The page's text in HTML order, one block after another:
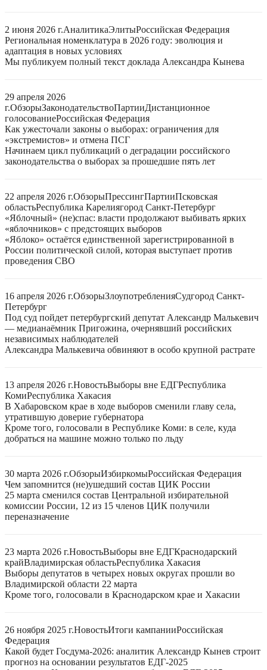
2 июня 2026 г.АналитикаЭлитыРоссийская Федерация
Региональная номенклатура в 2026 году: эволюция и
адаптация в новых условиях
Мы публикуем полный текст доклада Александра Кынева
29 апреля 2026
г.ОбзорыЗаконодательствоПартииДистанционное
голосованиеРоссийская Федерация
Как ужесточали законы о выборах: ограничения для
«экстремистов» и отмена ПСГ
Начинаем цикл публикаций о деградации российского
законодательства о выборах за прошедшие пять лет
22 апреля 2026 г.ОбзорыПрессингПартииПсковская
областьРеспублика Карелиягород Санкт-Петербург
«Яблочный» (не)спас: власти продолжают выбивать ярких
«яблочников» с предстоящих выборов
«Яблоко» остаётся единственной зарегистрированной в
России политической силой, которая выступает против
проведения СВО
16 апреля 2026 г.ОбзорыЗлоупотребленияСудгород Санкт-
Петербург
Под суд пойдет петербургский депутат Александр Малькевич
— медианаёмник Пригожина, очернявший российских
независимых наблюдателей
Александра Малькевича обвиняют в особо крупной растрате
13 апреля 2026 г.НовостьВыборы вне ЕДГРеспублика
КомиРеспублика Хакасия
В Хабаровском крае в ходе выборов сменили главу села,
утратившую доверие губернатора
Кроме того, голосовали в Республике Коми: в селе, куда
добраться на машине можно только по льду
30 марта 2026 г.ОбзорыИзбиркомыРоссийская Федерация
Чем запомнится (не)ушедший состав ЦИК России
25 марта сменился состав Центральной избирательной
комиссии России, 12 из 15 членов ЦИК получили
переназначение
23 марта 2026 г.НовостьВыборы вне ЕДГКраснодарский
крайВладимирская областьРеспублика Хакасия
Выборы депутатов в четырех новых округах прошли во
Владимирской области 22 марта
Кроме того, голосовали в Краснодарском крае и Хакасии
26 ноября 2025 г.НовостьИтоги кампанииРоссийская
Федерация
Какой будет Госдума-2026: аналитик Александр Кынев строит
прогноз на основании результатов ЕДГ-2025